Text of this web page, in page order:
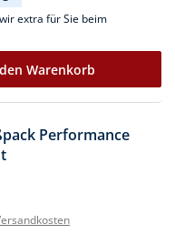
extra für Sie beim
Warenkorb
Performance